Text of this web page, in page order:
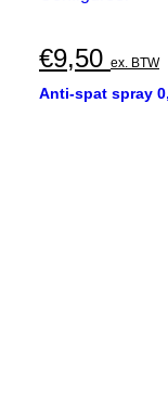
€9,50 ex. BTW
Anti-spat spray